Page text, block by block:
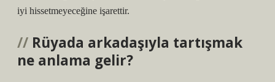
iyi hissetmeyeceğine işarettir.
Rüyada arkadaşıyla tartışmak
ne anlama gelir?